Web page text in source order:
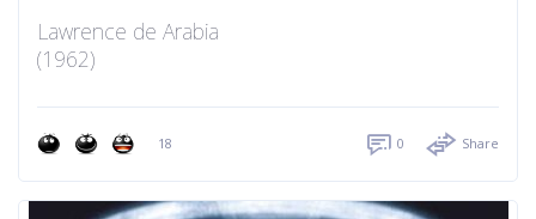
Lawrence de Arabia
(1962)
18 0 Share